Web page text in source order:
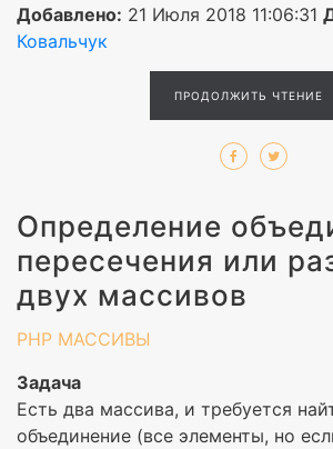
Добавлено: 21 Июля 2018 11:06:31
Ковальчук
ПРОДОЛЖИТЬ ЧТЕНИЕ
Определение
пересечения или
двух массивов
PHP МАССИВЫ
Задача
Есть два массива, и требуется
объединение (все элементы, но